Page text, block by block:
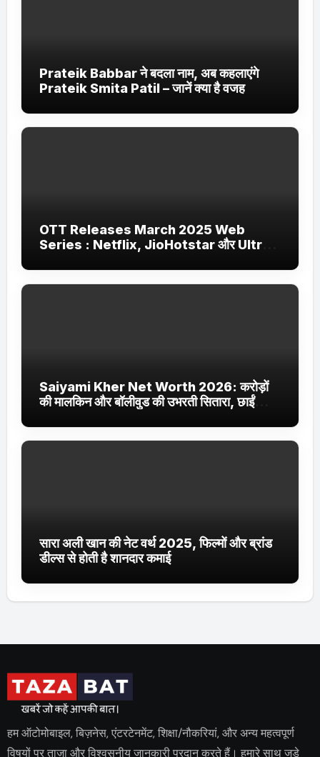
Prateik Babbar ने बदला नाम, अब कहलाएंगे
Prateik Smita Patil – जानें क्या है वजह
OTT Releases March 2025 Web
Series : Netflix, JioHotstar और Ultra
Saiyami Kher Net Worth 2026: करोड़ों
की मालकिन और बॉलीवुड की उभरती सितारा, छाईं
सारा अली खान की नेट वर्थ 2025, फिल्मों और ब्रांड
डील्स से होती है शानदार कमाई
हम ऑटोमोबाइल, बिज़नेस, एंटरटेनमेंट, शिक्षा/नौकरियां, और अन्य महत्वपूर्ण
विषयों पर ताज़ा और विश्वसनीय जानकारी प्रदान करते हैं। हमारे साथ जुड़े